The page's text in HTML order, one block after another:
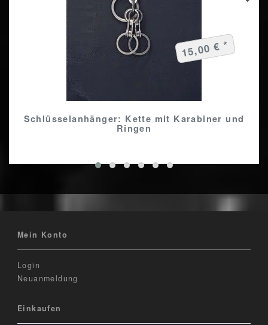
Schlüsselanhänger: Kette mit Karabiner und
Ringen
15,00 € *
Mein Konto
Login
Neuanmeldung
Einkaufen